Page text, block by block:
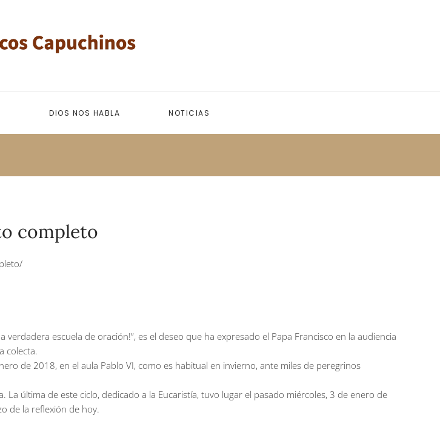
DIOS NOS HABLA NOTICIAS
completo
escuela de oración!”, es el deseo que ha expresado el Papa Francisco en la audiencia
colecta.
de 2018, en el aula Pablo VI, como es habitual en invierno, ante miles de peregrinos
La última de este ciclo, dedicado a la Eucaristía, tuvo lugar el pasado miércoles, 3 de enero de
de la reflexión de hoy.